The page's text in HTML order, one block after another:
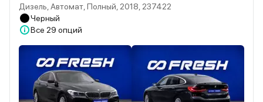
Дизель, Автомат, Полный, 2018, 237422
Черный
Все 29 опций